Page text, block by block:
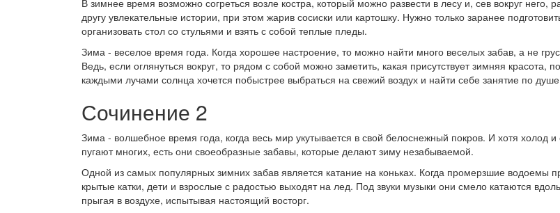
В зимнее время возможно согреться возле костра, который можно развести в лесу и, сев вокруг него,
другу увлекательные истории, при этом жарив сосиски или картошку. Нужно только заранее
организовать стол со стульями и взять с собой теплые пледы.
Зима - веселое время года. Когда хорошее настроение, то можно найти много веселых забав, а не
Ведь, если оглянуться вокруг, то рядом с собой можно заметить, какая присутствует зимняя красота,
каждыми лучами солнца хочется побыстрее выбраться на свежий воздух и найти себе занятие по
Сочинение 2
Зима - волшебное время года, когда весь мир укутывается в свой белоснежный покров. И хотя холод
пугают многих, есть они своеобразные забавы, которые делают зиму незабываемой.
Одной из самых популярных зимних забав является катание на коньках. Когда промерзшие водоемы
крытые катки, дети и взрослые с радостью выходят на лед. Под звуки музыки они смело катаются
прыгая в воздухе, испытывая настоящий восторг.